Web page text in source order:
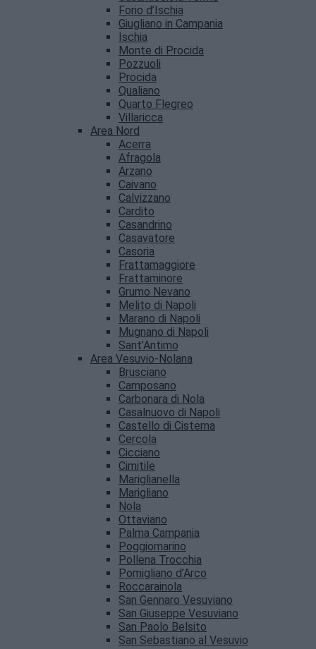
Forio d’Ischia
Giugliano in Campania
Ischia
Monte di Procida
Pozzuoli
Procida
Qualiano
Quarto Flegreo
Villaricca
Area Nord
Acerra
Afragola
Arzano
Caivano
Calvizzano
Cardito
Casandrino
Casavatore
Casoria
Frattamaggiore
Frattaminore
Grumo Nevano
Melito di Napoli
Marano di Napoli
Mugnano di Napoli
Sant’Antimo
Area Vesuvio-Nolana
Brusciano
Camposano
Carbonara di Nola
Casalnuovo di Napoli
Castello di Cisterna
Cercola
Cicciano
Cimitile
Mariglianella
Marigliano
Nola
Ottaviano
Palma Campania
Poggiomarino
Pollena Trocchia
Pomigliano d’Arco
Roccarainola
San Gennaro Vesuviano
San Giuseppe Vesuviano
San Paolo Belsito
San Sebastiano al Vesuvio